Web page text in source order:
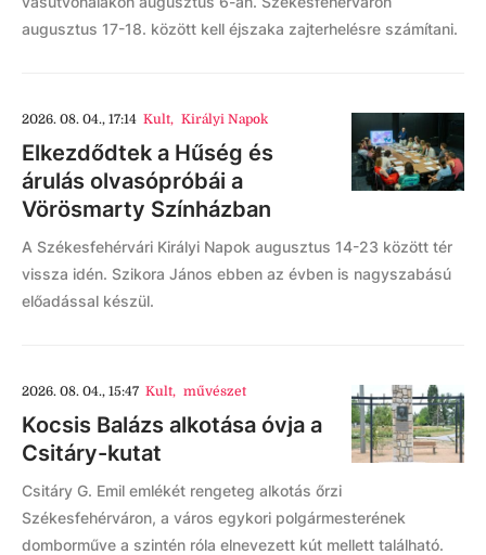
augusztus 17-18. között kell éjszaka zajterhelésre számítani.
2026. 08. 04., 17:14 Kult, Királyi Napok
Elkezdődtek a Hűség és
árulás olvasópróbái a
Vörösmarty Színházban
A Székesfehérvári Királyi Napok augusztus 14-23 között tér
vissza idén. Szikora János ebben az évben is nagyszabású
előadással készül.
2026. 08. 04., 15:47 Kult, művészet
Kocsis Balázs alkotása óvja a
Csitáry-kutat
Csitáry G. Emil emlékét rengeteg alkotás őrzi
Székesfehérváron, a város egykori polgármesterének
domborműve a szintén róla elnevezett kút mellett található.